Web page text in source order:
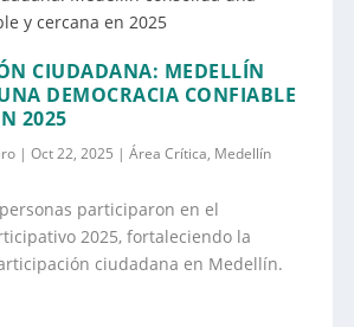
CIUDADANA: MEDELLÍN
DEMOCRACIA CONFIABLE
2025
|Oct 22, 2025 |Área Crítica, Medellín
participaron en el
2025, fortaleciendo la
ciudadana en Medellín.